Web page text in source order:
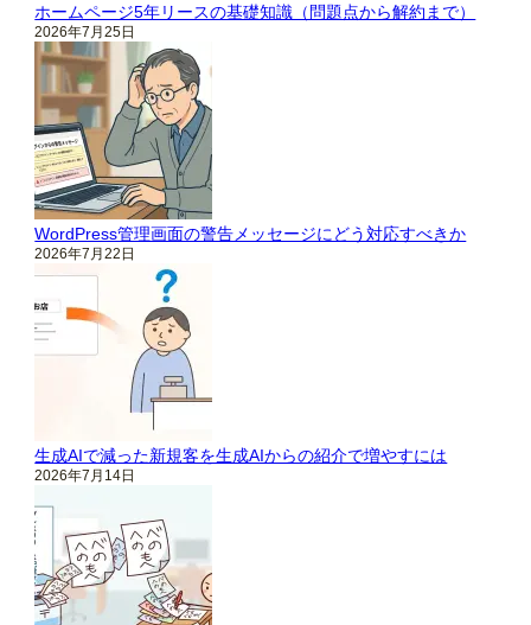
ホームページ5年リースの基礎知識（問題点から解約まで）
2026年7月25日
WordPress管理画面の警告メッセージにどう対応すべきか
2026年7月22日
生成AIで減った新規客を生成AIからの紹介で増やすには
2026年7月14日